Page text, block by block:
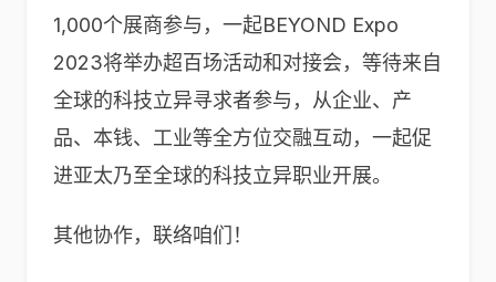
1,000个展商参与，一起BEYOND Expo
2023将举办超百场活动和对接会，等待来自
全球的科技立异寻求者参与，从企业、产
品、本钱、工业等全方位交融互动，一起促
进亚太乃至全球的科技立异职业开展。
其他协作，联络咱们！